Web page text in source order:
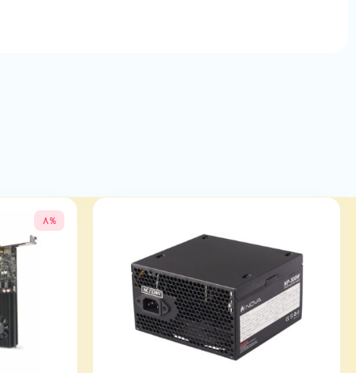
هیت سینک (خنک کننده) دارد
مشکی
نورپردازی دارد
نوع نورپردازی ARGB
8%